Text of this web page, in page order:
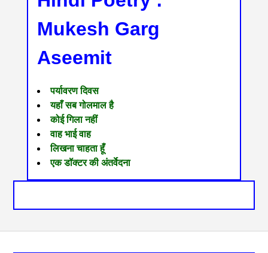
Mukesh Garg
Aseemit
पर्यावरण दिवस
यहाँ सब गोलमाल है
कोई गिला नहीं
वाह भाई वाह
लिखना चाहता हूँ
एक डॉक्टर की अंतर्वेदना